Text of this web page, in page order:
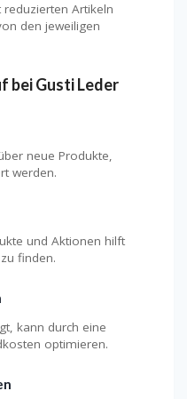
reduzierten Artikeln
den jeweiligen
bei Gusti Leder
neue Produkte,
werden.
und Aktionen hilft
finden.
kann durch eine
optimieren.